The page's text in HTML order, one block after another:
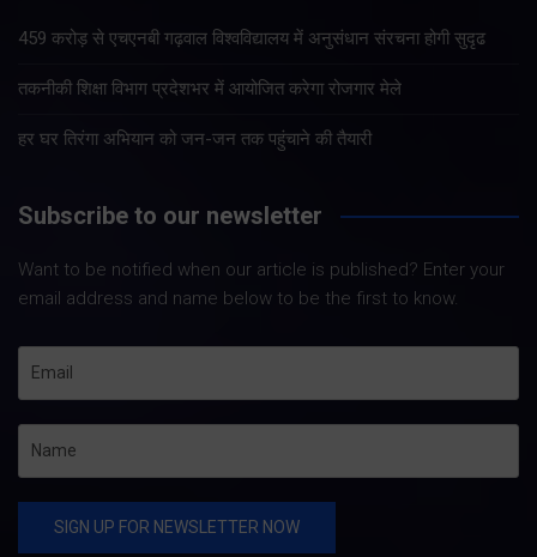
459 करोड़ से एचएनबी गढ़वाल विश्वविद्यालय में अनुसंधान संरचना होगी सुदृढ
तकनीकी शिक्षा विभाग प्रदेशभर में आयोजित करेगा रोजगार मेले
हर घर तिरंगा अभियान को जन-जन तक पहुंचाने की तैयारी
Subscribe to our newsletter
Want to be notified when our article is published? Enter your
email address and name below to be the first to know.